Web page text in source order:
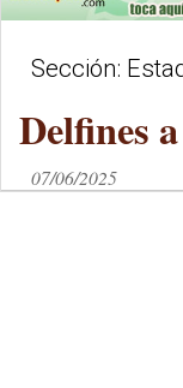
Sección:
Delfines
07/06/2025